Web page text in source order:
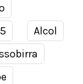
Alcol